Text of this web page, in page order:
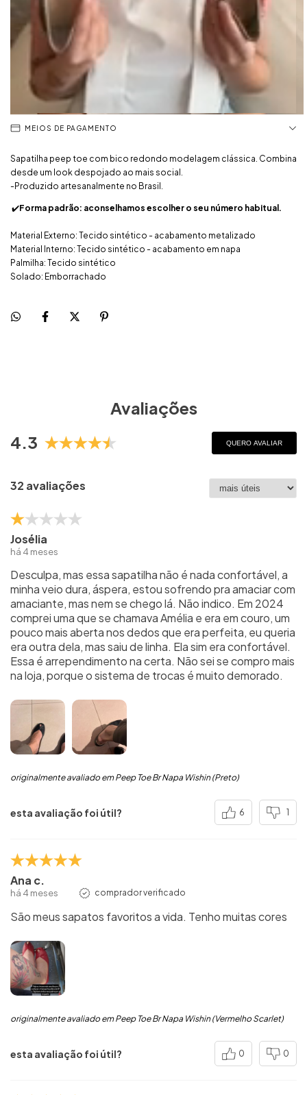
MEIOS DE PAGAMENTO
Sapatilha peep toe com bico redondo modelagem clássica. Combina
desde um look despojado ao mais social.
-Produzido artesanalmente no Brasil.
✔️Forma padrão: aconselhamos escolher o seu número habitual.
Material Externo: Tecido sintético - acabamento metalizado
Material Interno: Tecido sintético - acabamento em napa
Palmilha: Tecido sintético
Solado: Emborrachado
Avaliações
4.3
QUERO AVALIAR
32 avaliações
Josélia
há 4 meses
Desculpa, mas essa sapatilha não é nada confortável, a
minha veio dura, áspera, estou sofrendo pra amaciar com
amaciante, mas nem se chego lá. Não indico. Em 2024
comprei uma que se chamava Amélia e era em couro, um
pouco mais aberta nos dedos que era perfeita, eu queria
era outra dela, mas saiu de linha. Ela sim era confortável.
Essa é arrependimento na certa. Não sei se compro mais
na loja, porque o sistema de trocas é muito demorado.
originalmente avaliado em Peep Toe Br Napa Wishin (Preto)
esta avaliação foi útil? 6 1
Ana c.
há 4 meses comprador verificado
São meus sapatos favoritos a vida. Tenho muitas cores
originalmente avaliado em Peep Toe Br Napa Wishin (Vermelho Scarlet)
esta avaliação foi útil? 0 0